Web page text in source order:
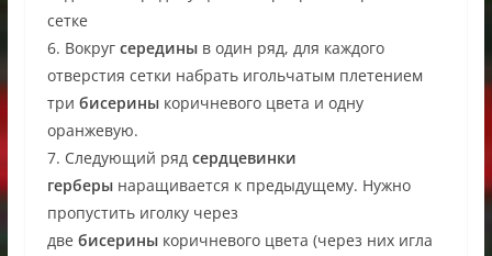
6. Вокруг серединыв один ряд, для каждого
отверстия сетки набрать игольчатым плетением
три бисериныкоричневого цвета и одну
оранжевую.
7. Следующий ряд сердцевинки
герберынаращивается к предыдущему. Нужно
пропустить иголку через
две бисериныкоричневого цвета (через них игла